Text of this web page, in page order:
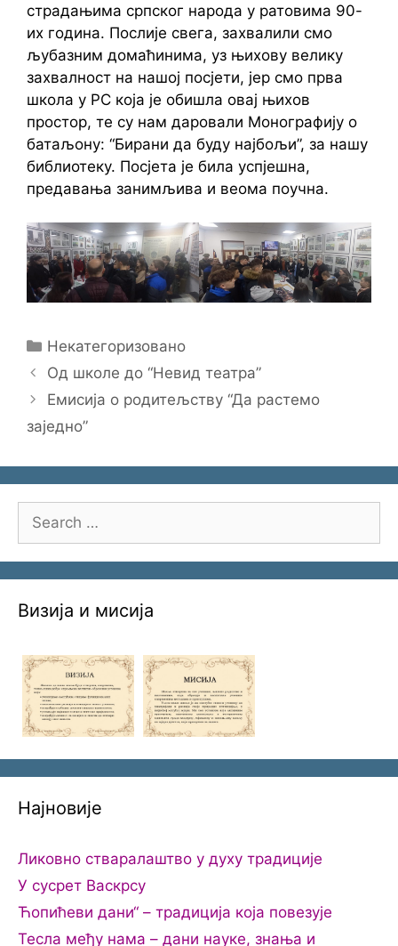
страдањима српског народа у ратовима 90-
их година. Послије свега, захвалили смо
љубазним домаћинима, уз њихову велику
захвалност на нашој посјети, јер смо прва
школа у РС која је обишла овај њихов
простор, те су нам даровали Монографију о
батаљону: “Бирани да буду најбољи”, за нашу
библиотеку. Посјета је била успјешна,
предавања занимљива и веома поучна.
Categories
Некатегоризовано
Од школе до “Невид театра”
Емисија о родитељству “Да растемо
заједно”
for:
Визија и мисија
Најновије
Ликовно стваралаштво у духу традиције
У сусрет Васкрсу
Ћопићеви дани“ – традиција која повезује
Тесла међу нама – дани науке, знања и